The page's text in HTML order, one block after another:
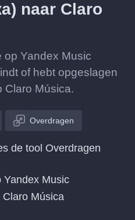
naar Claro
op Yandex Music
of hebt opgeslagen
Claro Música.
Overdragen
de tool Overdragen
Yandex Music
Música